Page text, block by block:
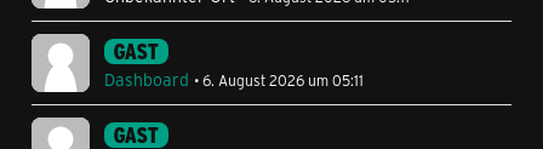
GAST
Dashboard 6. August 2026 um 05:11
GAST